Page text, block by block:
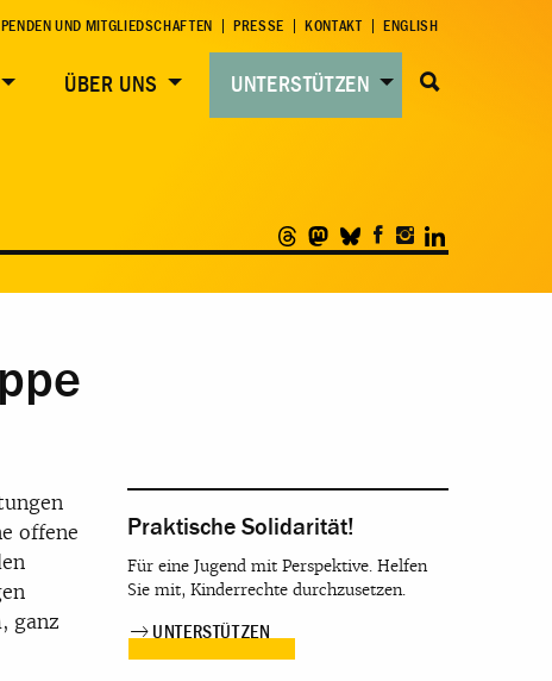
UND MITGLIEDSCHAFTEN PRESSE KONTAKT ENGLISH
ÜBER UNS UNTERSTÜTZEN
offene
ganz
Praktische Solidarität!
Für eine Jugend mit Perspektive. Helfen
Sie mit, Kinderrechte durchzusetzen.
UNTERSTÜTZEN